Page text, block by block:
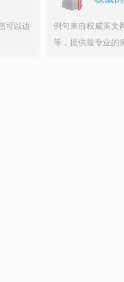
可以边
例句来自权威英文
等，提供最专业的